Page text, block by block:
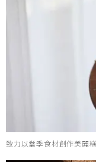
致力以當季食材創作美